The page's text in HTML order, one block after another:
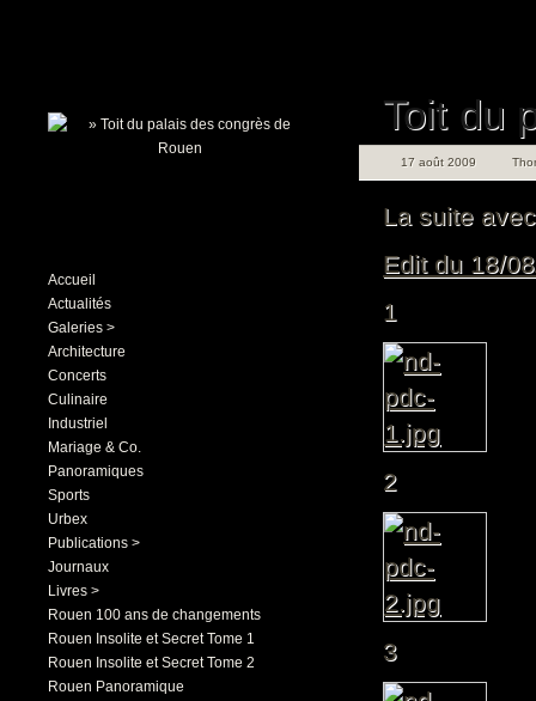
Accueil
Actualités
Galeries >
Architecture
Concerts
Culinaire
Industriel
Mariage & Co.
Panoramiques
Sports
Urbex
Publications >
Journaux
Livres >
Rouen 100 ans de changements
Rouen Insolite et Secret Tome 1
Rouen Insolite et Secret Tome 2
Rouen Panoramique
Toit du
17 août 2009
La suite
Edit du 18/
1
2
3